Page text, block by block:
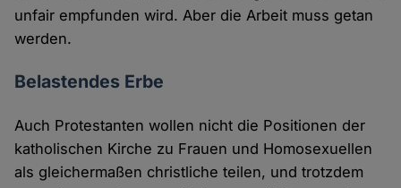
unfair empfunden wird. Aber die Arbeit muss getan
werden.
Belastendes Erbe
Auch Protestanten wollen nicht die Positionen der
katholischen Kirche zu Frauen und Homosexuellen
als gleichermaßen christliche teilen, und trotzdem